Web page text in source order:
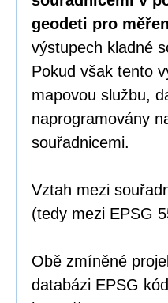
geodeti pro
výstupech kladné
Pokud však tento
mapovou službu,
naprogramovány
souřadnicemi.
Vztah mezi
(tedy mezi EPSG
Obě zmíněné
databázi EPSG